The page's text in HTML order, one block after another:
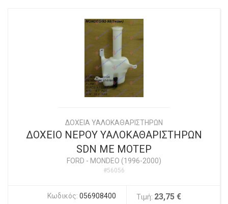
ΔΟΧΕΙΑ ΥΑΛΟΚΑΘΑΡΙΣΤΗΡΩΝ
ΔΟΧΕΙΟ ΝΕΡΟΥ ΥΑΛΟΚΑΘΑΡΙΣΤΗΡΩΝ
SDN ΜΕ ΜΟΤΕΡ
FORD - MONDEO (1996-2000)
#56056
Κωδικός: 056908400 Τιμή: 23,75 €